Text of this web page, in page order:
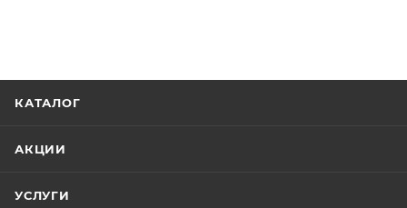
КАТАЛОГ
АКЦИИ
УСЛУГИ